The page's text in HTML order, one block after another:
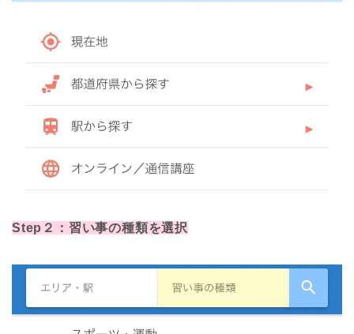
Step２：習い事の種類を選択